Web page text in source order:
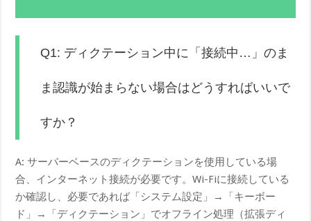
Q1: ディクテーション中に「接続中…」のま
ま認識が始まらない場合はどうすればいいで
すか？
A: サーバーベースのディクテーションを使用している場
合、インターネット接続が必要です。Wi-Fiに接続している
か確認し、必要であれば「システム設定」→「キーボー
ド」→「ディクテーション」でオフライン処理（拡張ディ